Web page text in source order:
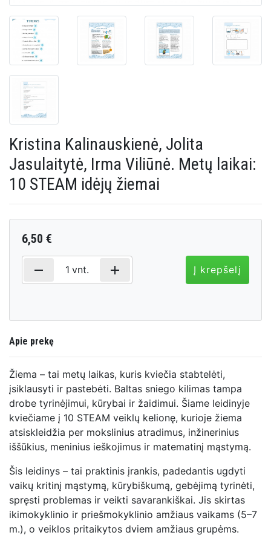
Kristina Kalinauskienė, Jolita
Jasulaitytė, Irma Viliūnė. Metų laikai:
10 STEAM idėjų žiemai
6,50 €
remove 1 vnt. add Į krepšelį
Apie prekę
Žiema – tai metų laikas, kuris kviečia stabtelėti,
įsiklausyti ir pastebėti. Baltas sniego kilimas tampa
drobe tyrinėjimui, kūrybai ir žaidimui. Šiame leidinyje
kviečiame į 10 STEAM veiklų kelionę, kurioje žiema
atsiskleidžia per mokslinius atradimus, inžinerinius
iššūkius, meninius ieškojimus ir matematinį mąstymą.
Šis leidinys – tai praktinis įrankis, padedantis ugdyti
vaikų kritinį mąstymą, kūrybiškumą, gebėjimą tyrinėti,
spręsti problemas ir veikti savarankiškai. Jis skirtas
ikimokyklinio ir priešmokyklinio amžiaus vaikams (5–7
m.), o veiklos pritaikytos dviem amžiaus grupėms.